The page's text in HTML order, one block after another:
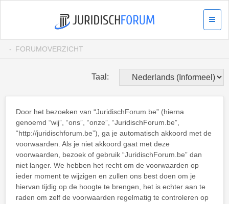
FORUMOVERZICHT
Taal:
Door het bezoeken van “JuridischForum.be” (hierna
genoemd “wij”, “ons”, “onze”, “JuridischForum.be”,
“http://juridischforum.be”), ga je automatisch akkoord met de
voorwaarden. Als je niet akkoord gaat met deze
voorwaarden, bezoek of gebruik “JuridischForum.be” dan
niet langer. We hebben het recht om de voorwaarden op
ieder moment te wijzigen en zullen ons best doen om je
hiervan tijdig op de hoogte te brengen, het is echter aan te
raden om zelf de voorwaarden regelmatig te controleren op